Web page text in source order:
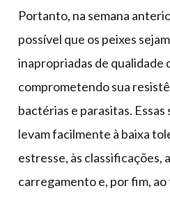
Portanto, na semana
possível que os peixes
inapropriadas de qualidade
comprometendo sua
bactérias e parasitas.
levam facilmente à baixa
estresse, às classificações,
carregamento e, por fim,